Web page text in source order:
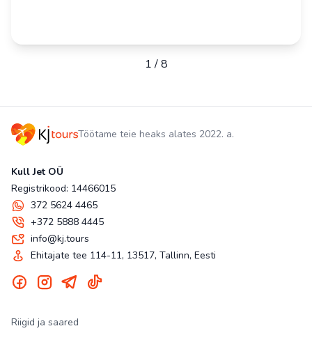
1/8
Töötame teie heaks alates 2022. a.
Kull Jet OÜ
Registrikood: 14466015
372 5624 4465
+372 5888 4445
info@kj.tours
Ehitajate tee 114-11, 13517, Tallinn, Eesti
Riigid ja saared